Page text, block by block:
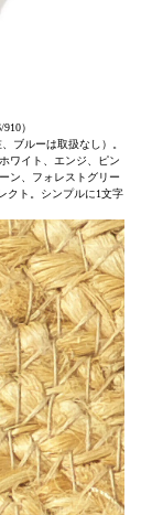
）
ブルーは取扱なし）。
ワイト、エンジ、ピン
ン、フォレストグリー
クト。シンプルに1文字